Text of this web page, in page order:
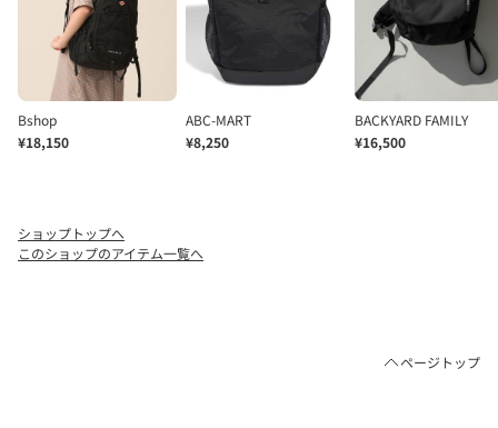
ショップトップへ
このショップのアイテム一覧へ
ページトップ